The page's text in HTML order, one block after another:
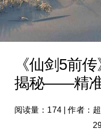
《仙剑5前
揭秘——精准
阅读量：174|作者：